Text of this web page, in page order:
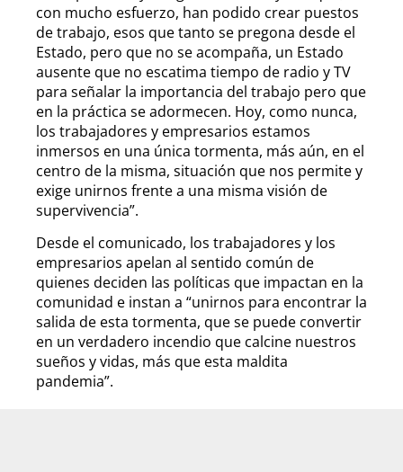
con mucho esfuerzo, han podido crear puestos
de trabajo, esos que tanto se pregona desde el
Estado, pero que no se acompaña, un Estado
ausente que no escatima tiempo de radio y TV
para señalar la importancia del trabajo pero que
en la práctica se adormecen. Hoy, como nunca,
los trabajadores y empresarios estamos
inmersos en una única tormenta, más aún, en el
centro de la misma, situación que nos permite y
exige unirnos frente a una misma visión de
supervivencia”.
Desde el comunicado, los trabajadores y los
empresarios apelan al sentido común de
quienes deciden las políticas que impactan en la
comunidad e instan a “unirnos para encontrar la
salida de esta tormenta, que se puede convertir
en un verdadero incendio que calcine nuestros
sueños y vidas, más que esta maldita
pandemia”.